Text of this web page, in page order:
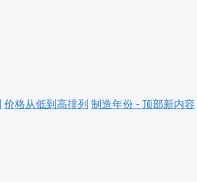
价格从低到高排列 制造年份 - 顶部新内容